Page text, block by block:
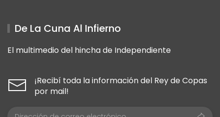
De La Cuna Al Infierno
El multimedio del hincha de Independiente
¡Recibí toda la información del Rey de Copas
por mail!